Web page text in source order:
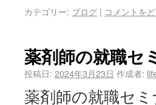
カテゴリー: ブログ | コメントを
薬剤師の就職セ
投稿日: 2024年3月23日 作成者:
薬剤師の就職セ